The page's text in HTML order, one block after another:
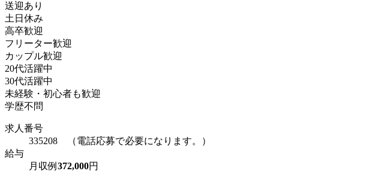
送迎あり
土日休み
高卒歓迎
フリーター歓迎
カップル歓迎
20代活躍中
30代活躍中
未経験・初心者も歓迎
学歴不問
求人番号
335208 （電話応募で必要になります。）
給与
月収例 372,000円